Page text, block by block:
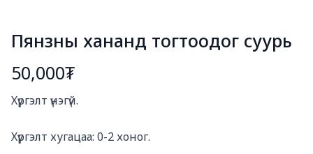
Пянзны хананд тогтоодог суурь
50,000₮
Хүргэлт үнэгүй.
Хүргэлт хугацаа: 0-2 хоног.